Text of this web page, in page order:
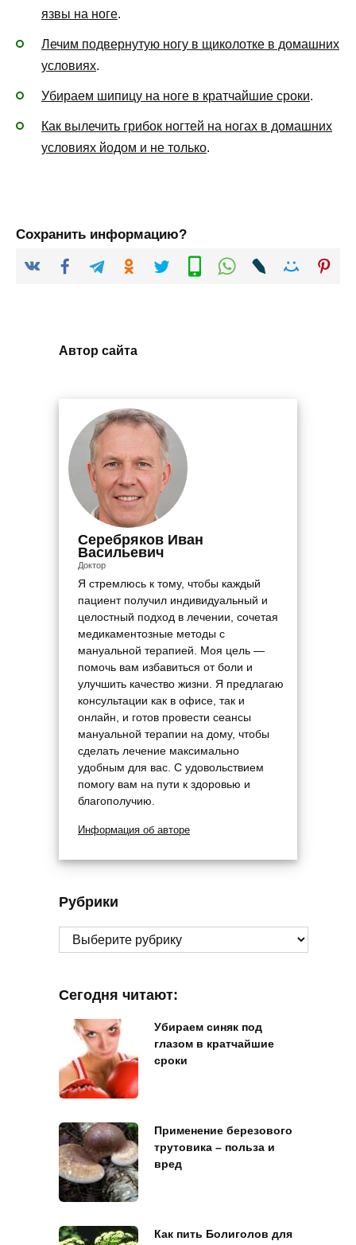
язвы на ноге.
Лечим подвернутую ногу в щиколотке в домашних
условиях.
Убираем шипицу на ноге в кратчайшие сроки.
Как вылечить грибок ногтей на ногах в домашних
условиях йодом и не только.
Сохранить информацию?
Автор сайта
Серебряков Иван
Васильевич
Доктор
Я стремлюсь к тому, чтобы каждый
пациент получил индивидуальный и
целостный подход в лечении, сочетая
медикаментозные методы с
мануальной терапией. Моя цель —
помочь вам избавиться от боли и
улучшить качество жизни. Я предлагаю
консультации как в офисе, так и
онлайн, и готов провести сеансы
мануальной терапии на дому, чтобы
сделать лечение максимально
удобным для вас. С удовольствием
помогу вам на пути к здоровью и
благополучию.
Информация об авторе
Рубрики
Рубрики
Сегодня читают:
Убираем синяк под
глазом в кратчайшие
сроки
Применение березового
трутовика – польза и
вред
Как пить Болиголов для